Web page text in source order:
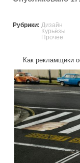
Рубрики: Дизайн
Курьёзы
Прочее
Как рекламщики